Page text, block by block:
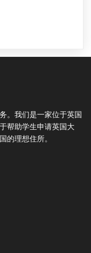
。我们是一家位于英国
帮助学生申请英国大
的理想住所。